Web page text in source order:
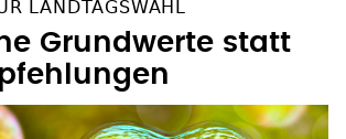
LANDTAGSWAHL
Grundwerte statt